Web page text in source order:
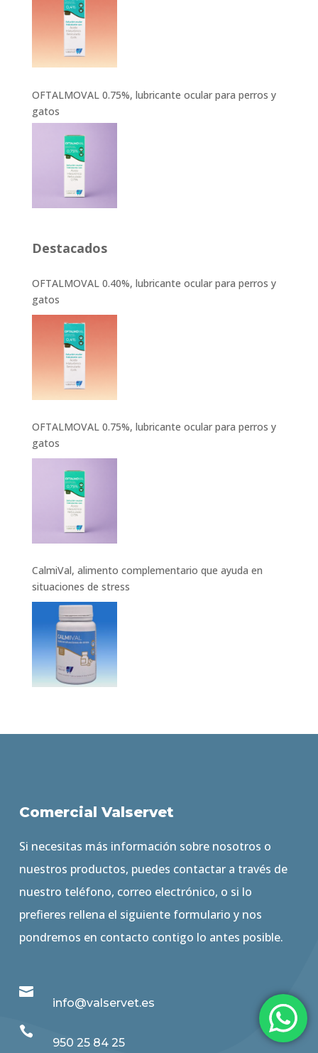
OFTALMOVAL 0.75%, lubricante ocular para perros y
gatos
Destacados
OFTALMOVAL 0.40%, lubricante ocular para perros y
gatos
OFTALMOVAL 0.75%, lubricante ocular para perros y
gatos
CalmiVal, alimento complementario que ayuda en
situaciones de stress
Comercial Valservet
Si necesitas más información sobre nosotros o
nuestros productos, puedes contactar a través de
nuestro teléfono, correo electrónico, o si lo
prefieres rellena el siguiente formulario y nos
pondremos en contacto contigo lo antes posible.

info@valservet.es

950 25 84 25